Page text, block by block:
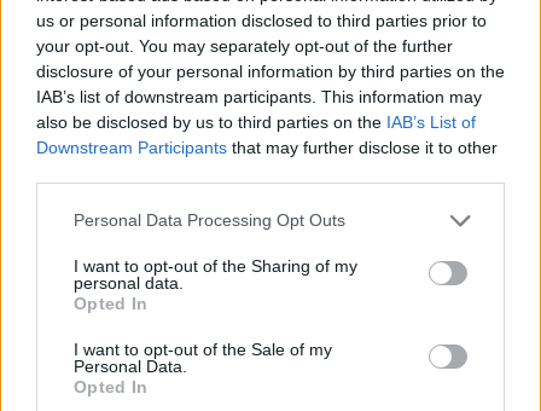
us or personal information disclosed to third parties prior to
your opt-out. You may separately opt-out of the further
disclosure of your personal information by third parties on the
IAB’s list of downstream participants. This information may
also be disclosed by us to third parties on the IAB’s List of
Downstream Participants that may further disclose it to other
Personal Data Processing Opt Outs
I want to opt-out of the Sharing of my
personal data.
Opted In
I want to opt-out of the Sale of my
Personal Data.
Opted In
ΕΙΔΗΣΕΙΣ ΑΠΟΚΛΕΙΣΤΙΚΑ ΣΤΟ